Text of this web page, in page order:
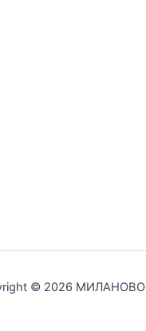
© 2026 МИЛАНОВО